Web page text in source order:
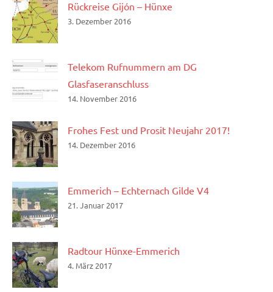
Rückreise Gijón – Hünxe
3. Dezember 2016
Telekom Rufnummern am DG
Glasfaseranschluss
14. November 2016
Frohes Fest und Prosit Neujahr 2017!
14. Dezember 2016
Emmerich – Echternach Gilde V4
21. Januar 2017
Radtour Hünxe-Emmerich
4. März 2017